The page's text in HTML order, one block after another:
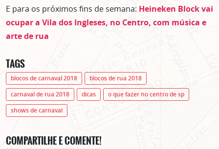
E para os próximos fins de semana: Heineken Block vai
ocupar a Vila dos Ingleses, no Centro, com música e
arte de rua
TAGS
blocos de carnaval 2018
blocos de rua 2018
carnaval de rua 2018
dicas
o que fazer no centro de sp
shows de carnaval
COMPARTILHE E COMENTE!